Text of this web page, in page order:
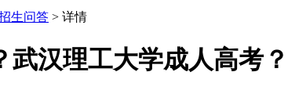
生问答 > 详情
汉理工大学成人高考？